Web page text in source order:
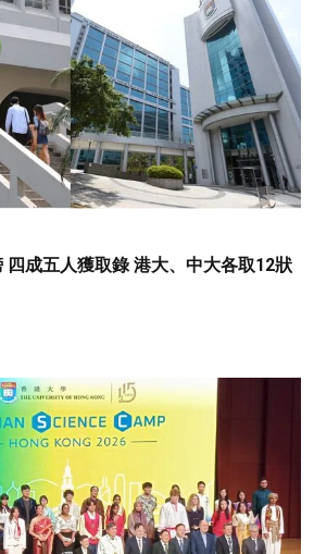
四成五人獲取錄 港大、中大各取12狀